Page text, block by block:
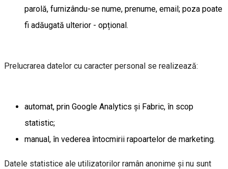
parolă, furnizându-se nume, prenume, email; poza poate
fi adăugată ulterior - opțional.
Prelucrarea datelor cu caracter personal se realizează:
automat, prin Google Analytics și Fabric, în scop
statistic;
manual, în vederea întocmirii rapoartelor de marketing.
Datele statistice ale utilizatorilor ramân anonime și nu sunt